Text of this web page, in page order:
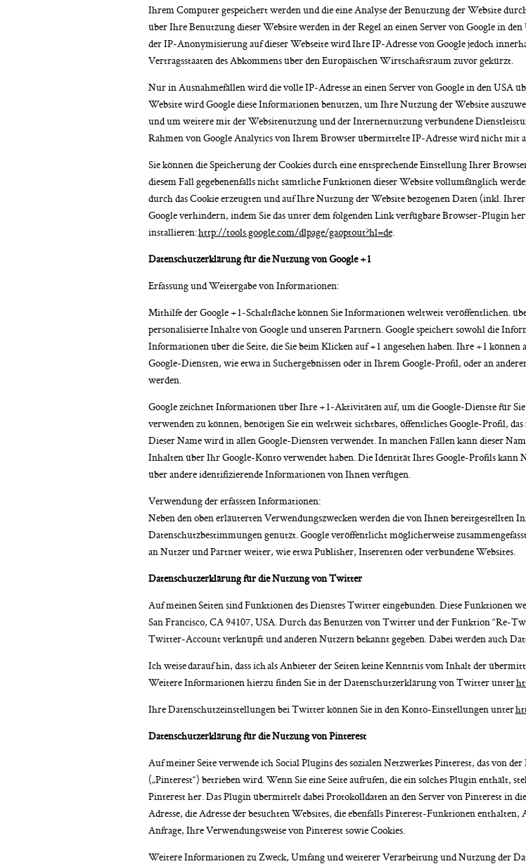
Ihrem Computer gespeichert werden und die eine Analyse der Benutzung der Website
über Ihre Benutzung dieser Website werden in der Regel an einen Server von Google in
der IP-Anonymisierung auf dieser Webseite wird Ihre IP-Adresse von Google jedoch
Vertragsstaaten des Abkommens über den Europäischen Wirtschaftsraum zuvor gekürzt.
Nur in Ausnahmefällen wird die volle IP-Adresse an einen Server von Google in den USA
Website wird Google diese Informationen benutzen, um Ihre Nutzung der Website
und um weitere mit der Websitenutzung und der Internetnutzung verbundene
Rahmen von Google Analytics von Ihrem Browser übermittelte IP-Adresse wird nicht mit
Sie können die Speicherung der Cookies durch eine entsprechende Einstellung Ihrer
diesem Fall gegebenenfalls nicht sämtliche Funktionen dieser Website vollumfänglich
durch das Cookie erzeugten und auf Ihre Nutzung der Website bezogenen Daten (inkl.
Google verhindern, indem Sie das unter dem folgenden Link verfügbare Browser-Plugin
installieren:http://tools.google.com/dlpage/gaoptout?hl=de.
Datenschutzerklärung für die Nutzung von Google +1
Erfassung und Weitergabe von Informationen:
Mithilfe der Google +1-Schaltfläche können Sie Informationen weltweit veröffentlichen.
personalisierte Inhalte von Google und unseren Partnern. Google speichert sowohl die
Informationen über die Seite, die Sie beim Klicken auf +1 angesehen haben. Ihre +1
Google-Diensten, wie etwa in Suchergebnissen oder in Ihrem Google-Profil, oder an
werden.
Google zeichnet Informationen über Ihre +1-Aktivitäten auf, um die Google-Dienste für
verwenden zu können, benötigen Sie ein weltweit sichtbares, öffentliches Google-Profil,
Dieser Name wird in allen Google-Diensten verwendet. In manchen Fällen kann dieser
Inhalten über Ihr Google-Konto verwendet haben. Die Identität Ihres Google-Profils kann
über andere identifizierende Informationen von Ihnen verfügen.
Verwendung der erfassten Informationen:
Neben den oben erläuterten Verwendungszwecken werden die von Ihnen bereitgestellten
Datenschutzbestimmungen genutzt. Google veröffentlicht möglicherweise
an Nutzer und Partner weiter, wie etwa Publisher, Inserenten oder verbundene Websites.
Datenschutzerklärung für die Nutzung von Twitter
Auf meinen Seiten sind Funktionen des Dienstes Twitter eingebunden. Diese Funktionen
San Francisco, CA 94107, USA. Durch das Benutzen von Twitter und der Funktion “Re-
Twitter-Account verknüpft und anderen Nutzern bekannt gegeben. Dabei werden auch
Ich weise darauf hin, dass ich als Anbieter der Seiten keine Kenntnis vom Inhalt der
Weitere Informationen hierzu finden Sie in der Datenschutzerklärung von Twitter unter
Ihre Datenschutzeinstellungen bei Twitter können Sie in den Konto-Einstellungen unter
Datenschutzerklärung für die Nutzung von Pinterest
Auf meiner Seite verwende ich Social Plugins des sozialen Netzwerkes Pinterest, das von
(„Pinterest“) betrieben wird. Wenn Sie eine Seite aufrufen, die ein solches Plugin enthält,
Pinterest her. Das Plugin übermittelt dabei Protokolldaten an den Server von Pinterest in
Adresse, die Adresse der besuchten Websites, die ebenfalls Pinterest-Funktionen
Anfrage, Ihre Verwendungsweise von Pinterest sowie Cookies.
Weitere Informationen zu Zweck, Umfang und weiterer Verarbeitung und Nutzung der